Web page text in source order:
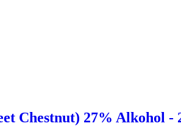
Chestnut) 27% Alkohol -